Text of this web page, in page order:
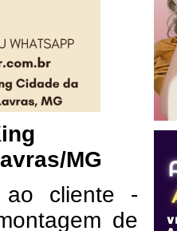
MG
ao cliente -
de